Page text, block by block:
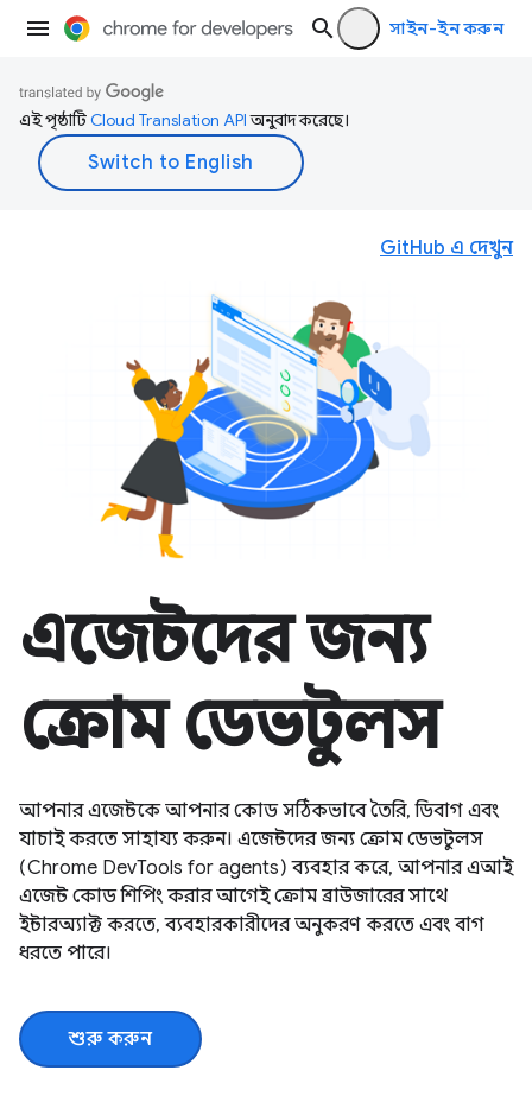
সাইন-ইন করুন
এই পৃষ্ঠাটিCloud Translation APIঅনুবাদ করেছে।
এজেন্টদের জন্য
ক্রোম ডেভটুলস
আপনার এজেন্টকে আপনার কোড সঠিকভাবে তৈরি, ডিবাগ এবং
যাচাই করতে সাহায্য করুন। এজেন্টদের জন্য ক্রোম ডেভটুলস
(Chrome DevTools for agents) ব্যবহার করে, আপনার এআই
এজেন্ট কোড শিপিং করার আগেই ক্রোম ব্রাউজারের সাথে
ইন্টারঅ্যাক্ট করতে, ব্যবহারকারীদের অনুকরণ করতে এবং বাগ
ধরতে পারে।
শুরু করুন
GitHub এ দেখুন